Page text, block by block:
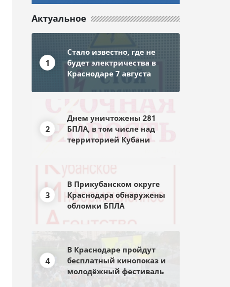
Актуальное
1
Стало известно, где не
будет электричества в
Краснодаре 7 августа
2
Днем уничтожены 281
БПЛА, в том числе над
территорией Кубани
3
В Прикубанском округе
Краснодара обнаружены
обломки БПЛА
4
В Краснодаре пройдут
бесплатный кинопоказ и
молодёжный фестиваль